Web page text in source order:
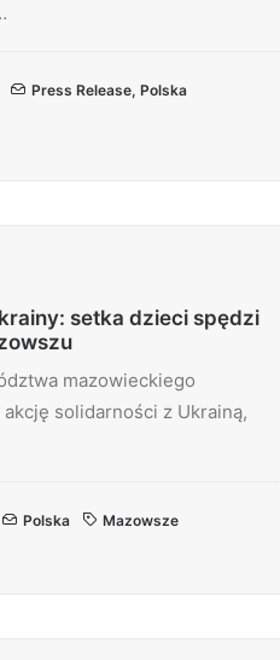
Press Release, Polska
setka dzieci spędzi
mazowieckiego
solidarności z Ukrainą,
Polska Mazowsze